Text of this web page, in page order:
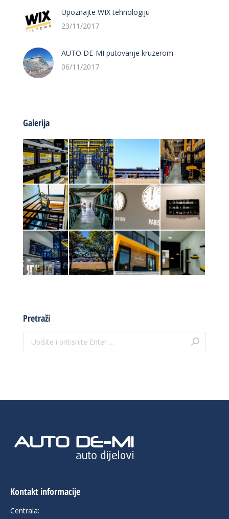
Upoznajte WIX tehnologiju
23/11/2017
AUTO DE-MI putovanje kruzerom
06/11/2017
Galerija
Pretraži
Search:
Kontakt informacije
Centrala: